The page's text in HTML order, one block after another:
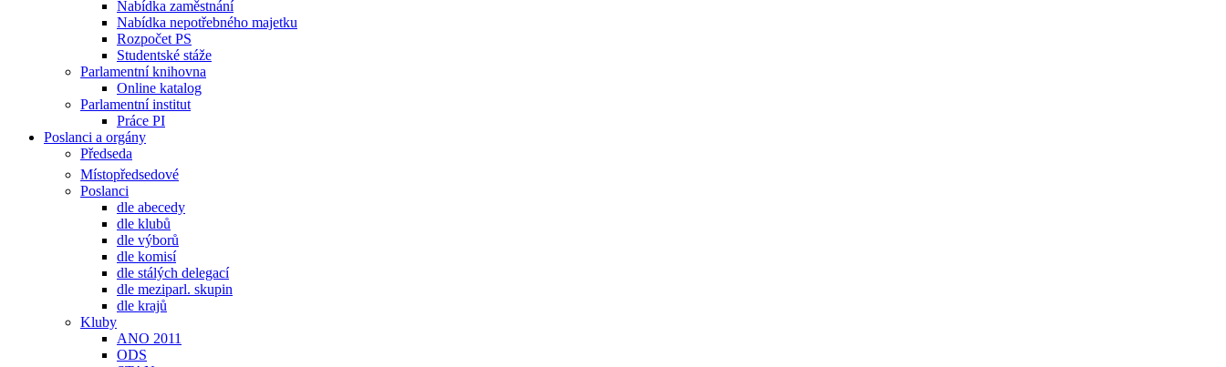
Nabídka zaměstnání
Nabídka nepotřebného majetku
Rozpočet PS
Studentské stáže
Parlamentní knihovna
Online katalog
Parlamentní institut
Práce PI
Poslanci a orgány
Předseda
Místopředsedové
Poslanci
dle abecedy
dle klubů
dle výborů
dle komisí
dle stálých delegací
dle meziparl. skupin
dle krajů
Kluby
ANO 2011
ODS